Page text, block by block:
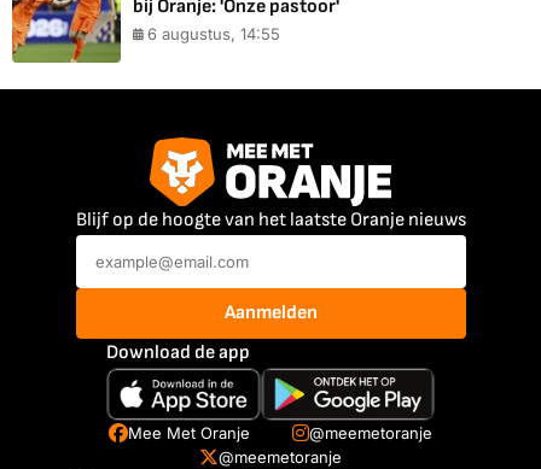
bij Oranje: 'Onze pastoor'
6 augustus, 14:55
Blijf op de hoogte van het laatste Oranje nieuws
Aanmelden
Download de app
Mee Met Oranje
@meemetoranje
@meemetoranje